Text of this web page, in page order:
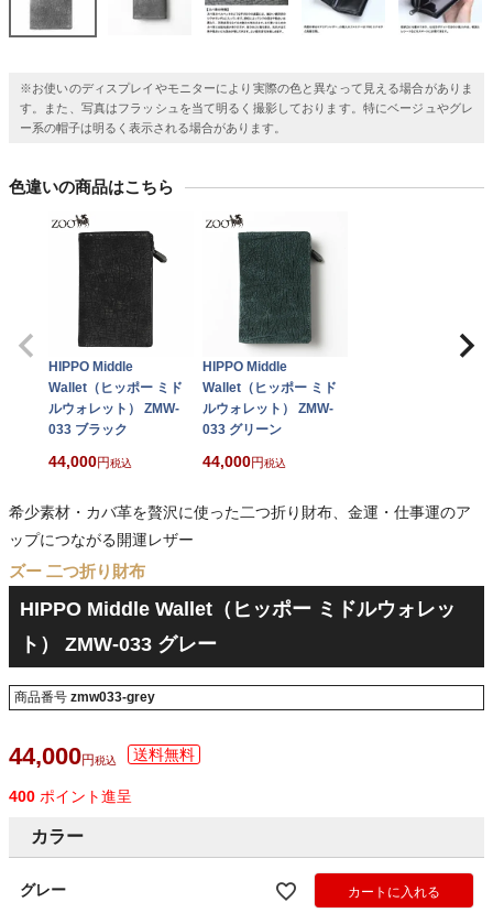
※お使いのディスプレイやモニターにより実際の色と異なって見える場合がありま
す。また、写真はフラッシュを当て明るく撮影しております。特にベージュやグレ
ー系の帽子は明るく表示される場合があります。
色違いの商品はこちら
HIPPO Middle
Wallet（ヒッポー ミド
ルウォレット） ZMW-
033 ブラック
44,000 税込
HIPPO Middle
Wallet（ヒッポー ミド
ルウォレット） ZMW-
033 グリーン
44,000 税込
希少素材・カバ革を贅沢に使った二つ折り財布、金運・仕事運のア
ップにつながる開運レザー
ズー 二つ折り財布
HIPPO Middle Wallet（ヒッポー ミドルウォレッ
ト） ZMW-033 グレー
商品番号 zmw033-grey
44,000 税込
400 ポイント進呈
カラー
グレー カートに入れる